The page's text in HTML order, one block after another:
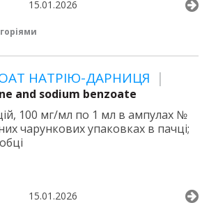
15.01.2026
НАТРІЮ-ДАРНИЦЯ
and sodium benzoate
100 мг/мл по 1 мл в ампулах №
чарункових упаковках в пачці;
15.01.2026